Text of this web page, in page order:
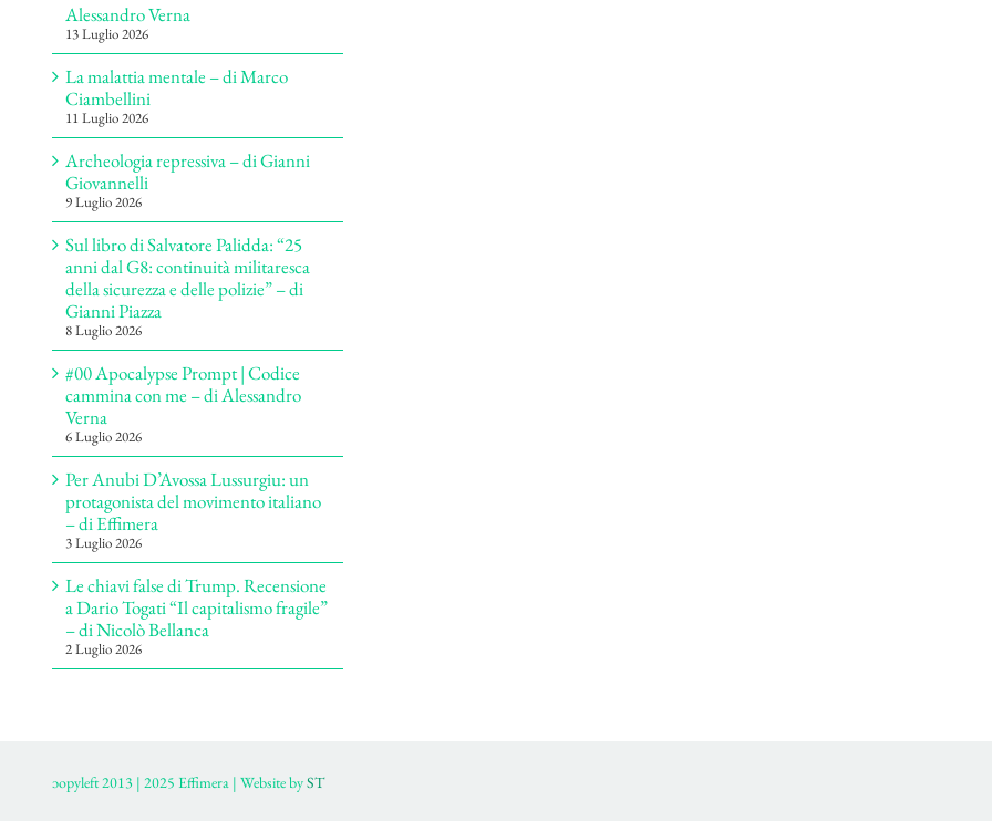
Alessandro Verna
13 Luglio 2026
La malattia mentale – di Marco
Ciambellini
11 Luglio 2026
Archeologia repressiva – di Gianni
Giovannelli
9 Luglio 2026
Sul libro di Salvatore Palidda: “25
anni dal G8: continuità militaresca
della sicurezza e delle polizie” – di
Gianni Piazza
8 Luglio 2026
#00 Apocalypse Prompt | Codice
cammina con me – di Alessandro
Verna
6 Luglio 2026
Per Anubi D’Avossa Lussurgiu: un
protagonista del movimento italiano
– di Effimera
3 Luglio 2026
Le chiavi false di Trump. Recensione
a Dario Togati “Il capitalismo fragile”
– di Nicolò Bellanca
2 Luglio 2026
ɔopyleft 2013 | 2025 Effimera | Website byST